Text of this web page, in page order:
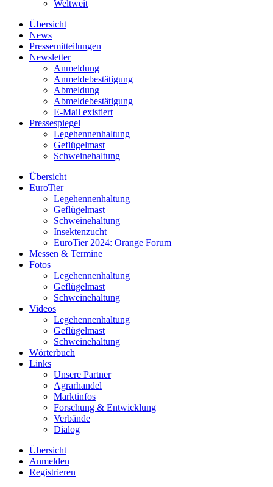
Weltweit
Übersicht
News
Pressemitteilungen
Newsletter
Anmeldung
Anmeldebestätigung
Abmeldung
Abmeldebestätigung
E-Mail existiert
Pressespiegel
Legehennenhaltung
Geflügelmast
Schweinehaltung
Übersicht
EuroTier
Legehennenhaltung
Geflügelmast
Schweinehaltung
Insektenzucht
EuroTier 2024: Orange Forum
Messen & Termine
Fotos
Legehennenhaltung
Geflügelmast
Schweinehaltung
Videos
Legehennenhaltung
Geflügelmast
Schweinehaltung
Wörterbuch
Links
Unsere Partner
Agrarhandel
Marktinfos
Forschung & Entwicklung
Verbände
Dialog
Übersicht
Anmelden
Registrieren